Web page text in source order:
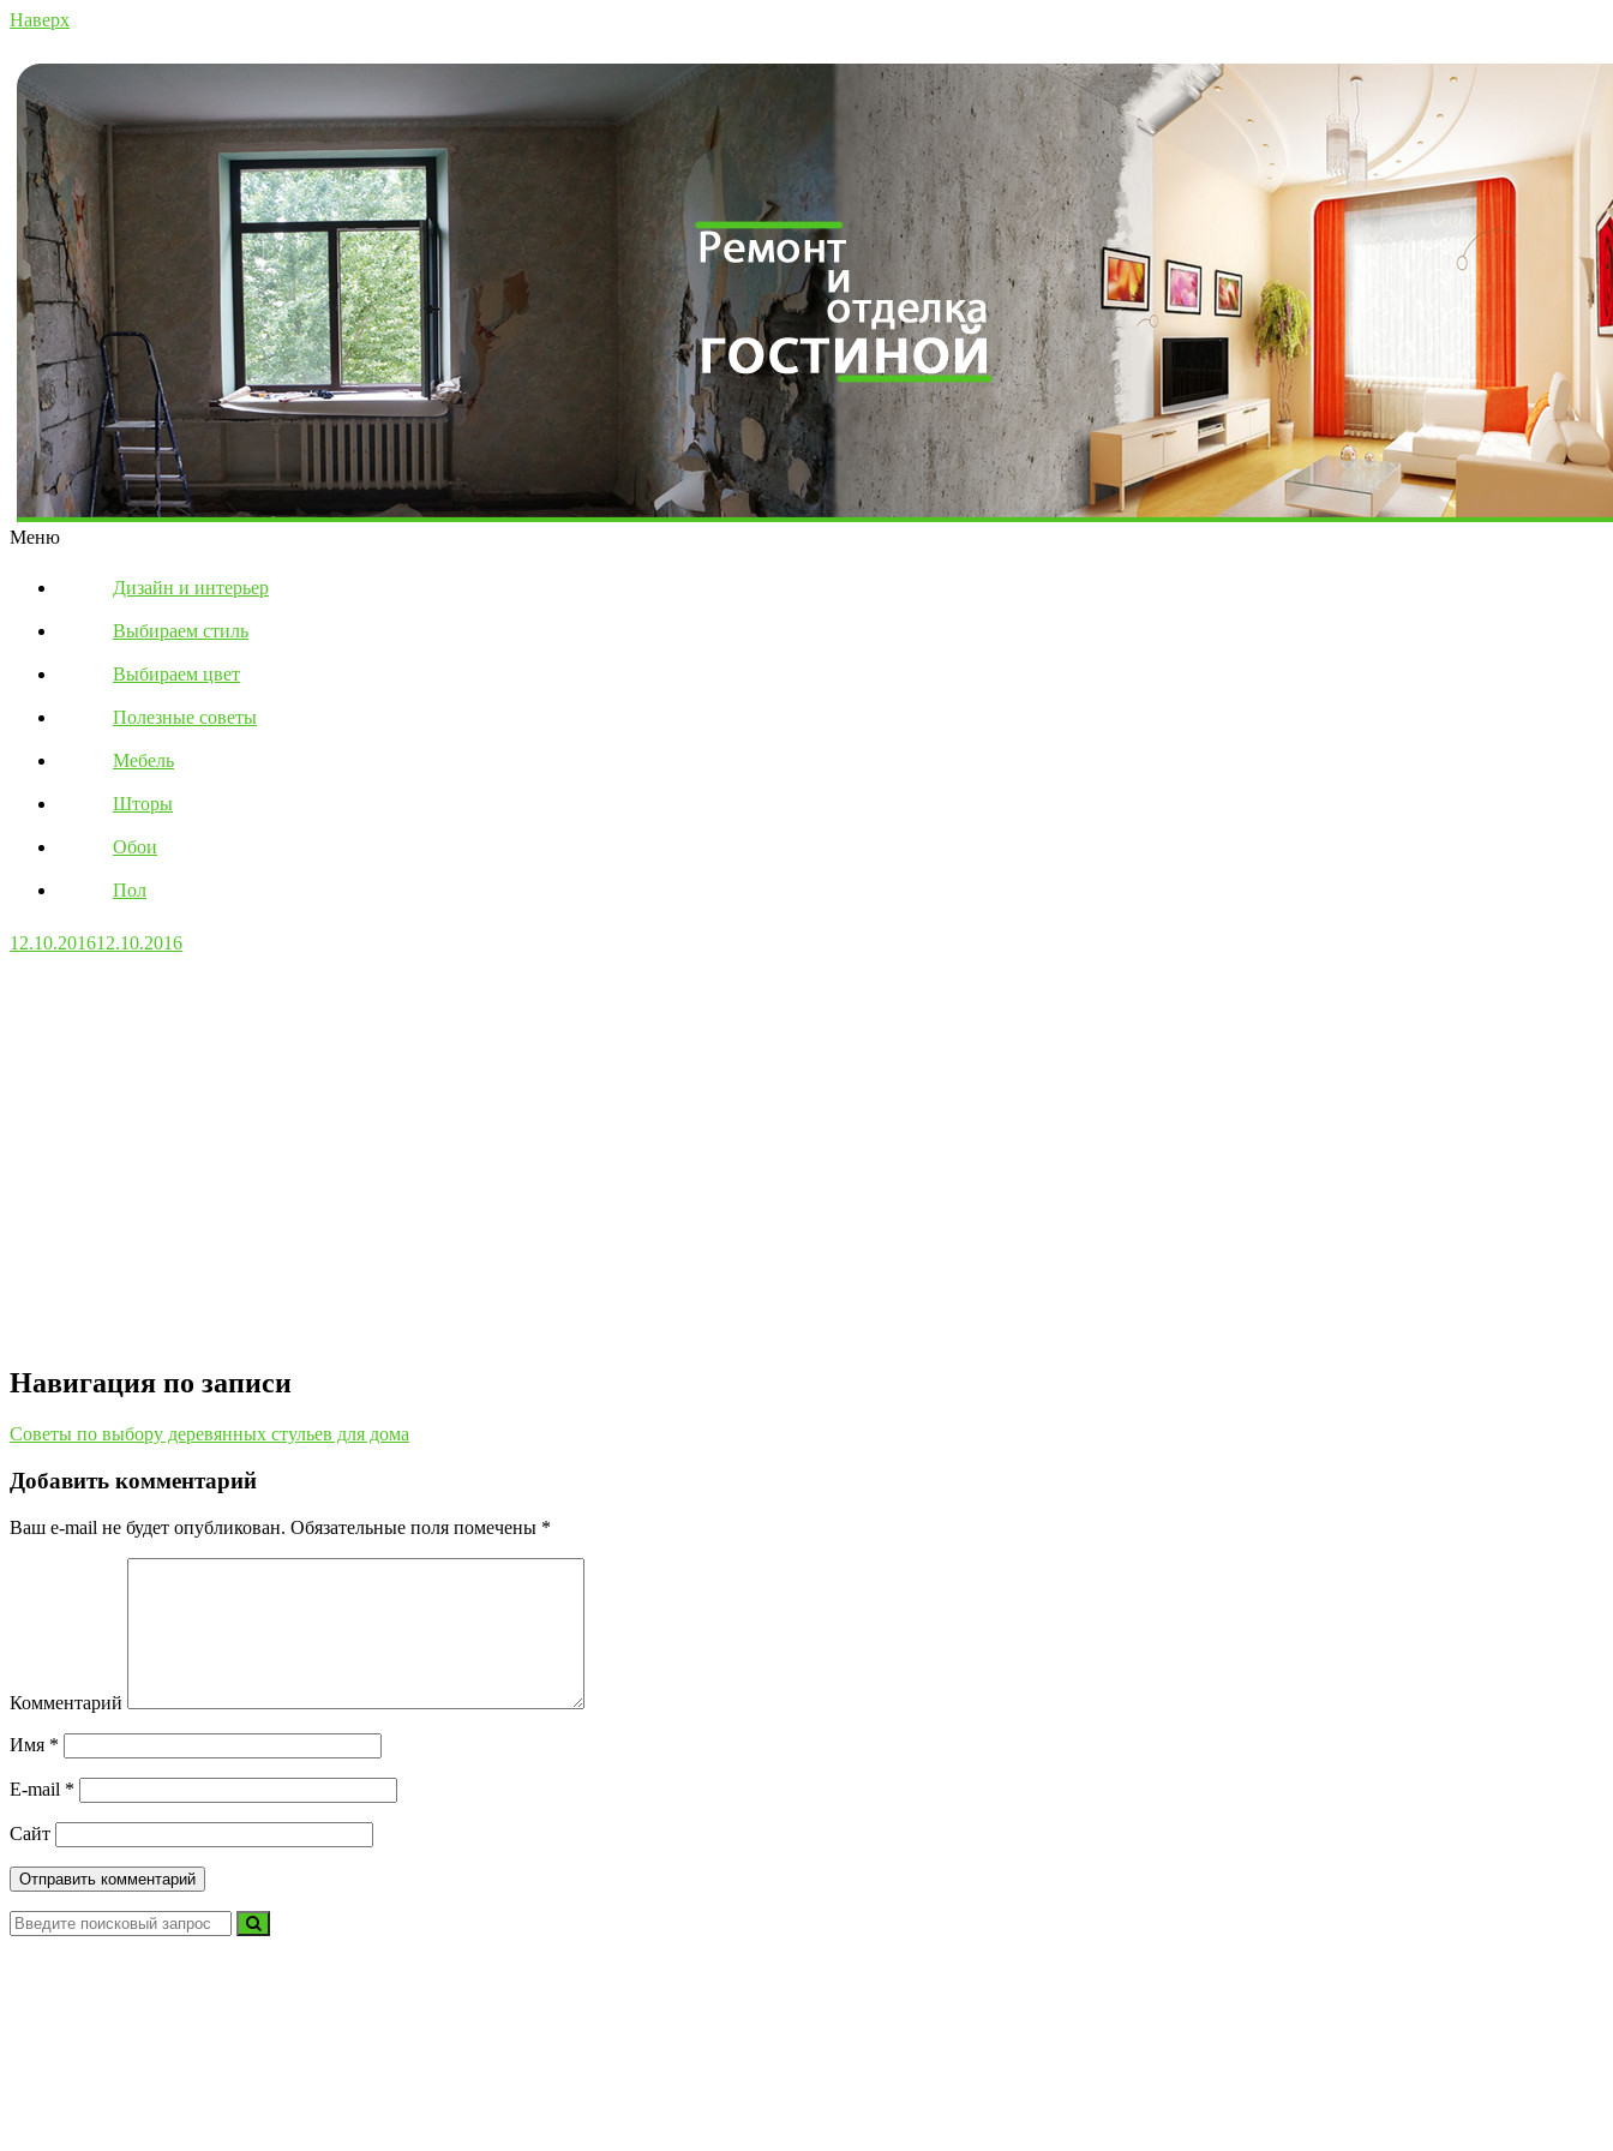
Наверх
Меню
Дизайн и интерьер
Выбираем стиль
Выбираем цвет
Полезные советы
Мебель
Шторы
Обои
Пол
12.10.201612.10.2016
Навигация по записи
Советы по выбору деревянных стульев для дома
Добавить комментарий
Ваш e-mail не будет опубликован. Обязательные поля помечены *
Комментарий
Имя *
E-mail *
Сайт